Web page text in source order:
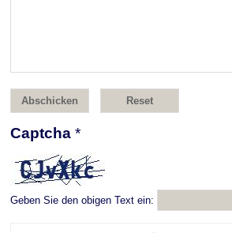
Captcha *
Geben Sie den obigen Text ein: